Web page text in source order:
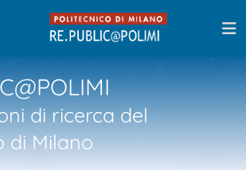
di ricerca del
di Milano